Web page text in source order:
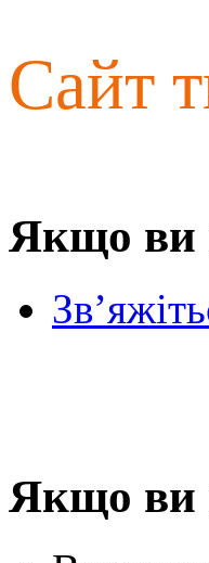
Сайт
Якщо ви
Якщо ви